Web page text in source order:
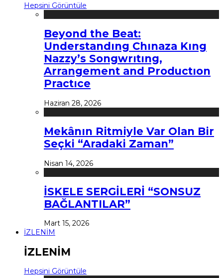
Hepsini Görüntüle
Beyond the Beat:
Understandıng Chınaza Kıng
Nazzy’s Songwrıtıng,
Arrangement and Productıon
Practıce
Haziran 28, 2026
Mekânın Ritmiyle Var Olan Bir
Seçki “Aradaki Zaman”
Nisan 14, 2026
İSKELE SERGİLERİ “SONSUZ
BAĞLANTILAR”
Mart 15, 2026
İZLENİM
İZLENİM
Hepsini Görüntüle